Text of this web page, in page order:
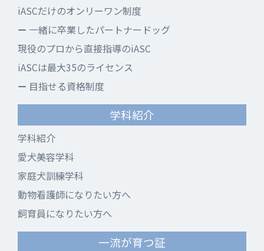
iASCだけのオンリーワン制度
一緒に卒業したパートナードッグ
現役のプロから直接指導のiASC
iASCは最大35のライセンス
目指せる資格制度
学科紹介
学科紹介
愛犬美容学科
家庭犬訓練学科
動物看護師になりたい方へ
飼育員になりたい方へ
一流が育つ証